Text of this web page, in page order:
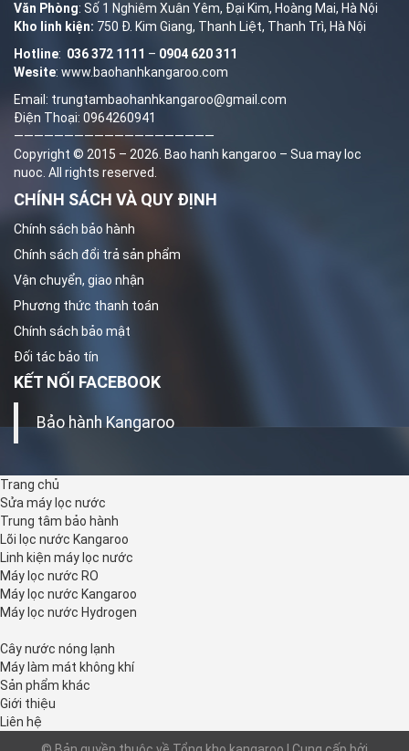
Văn Phòng: Số 1 Nghiêm Xuân Yêm, Đại Kim, Hoàng Mai, Hà Nội
Kho linh kiện: 750 Đ. Kim Giang, Thanh Liệt, Thanh Trì, Hà Nội
Hotline: 036 372 1111 – 0904 620 311
Wesite: www.baohanhkangaroo.com
Email: trungtambaohanhkangaroo@gmail.com
Điện Thoại: 0964260941
————————————————————
Copyright © 2015 – 2026. Bao hanh kangaroo – Sua may loc
nuoc . All rights reserved.
CHÍNH SÁCH VÀ QUY ĐỊNH
Chính sách bảo hành
Chính sách đổi trả sản phẩm
Vận chuyển, giao nhận
Phương thức thanh toán
Chính sách bảo mật
Đối tác bảo tín
KẾT NỐI FACEBOOK
Bảo hành Kangaroo
Trang chủ
Sửa máy lọc nước
Trung tâm bảo hành
Lõi lọc nước Kangaroo
Linh kiện máy lọc nước
Máy lọc nước RO
Máy lọc nước Kangaroo
Máy lọc nước Hydrogen
Cây nước nóng lạnh
Máy làm mát không khí
Sản phẩm khác
Giới thiệu
Liên hệ